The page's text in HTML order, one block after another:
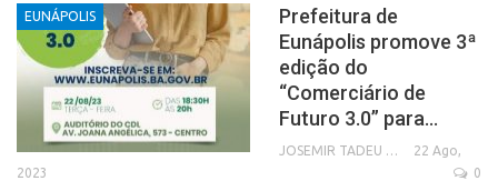
EUNÁPOLIS
Prefeitura de
Eunápolis promove 3ª
edição do
“Comerciário de
Futuro 3.0” para…
JOSEMIR TADEU FONSECA
22 Ago,
2023
0